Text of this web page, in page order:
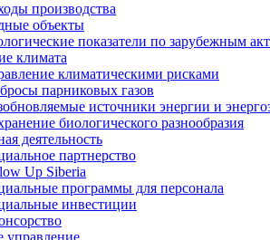
производства
объекты
показатели по зарубежным
климата
климатическими рисками
парниковых газов
источники энергии и
биологического разнообразия
деятельность
партнерство
Up Siberia
программы для персонала
инвестиции
управление